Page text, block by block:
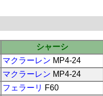
シャーシ
マクラーレン MP4-24
マクラーレン MP4-24
フェラーリ F60